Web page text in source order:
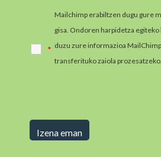
*
Mailchimp erabiltzen dugu gure
gisa. Ondoren harpidetza
duzu zure informazioa
transferituko zaiola prozesatzeko.